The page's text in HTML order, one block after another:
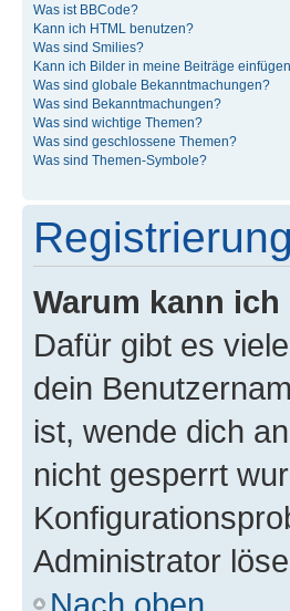
Was ist BBCode?
Kann ich HTML benutzen?
Was sind Smilies?
Kann ich Bilder in meine Beiträge
Was sind globale Bekanntmachungen?
Was sind Bekanntmachungen?
Was sind wichtige Themen?
Was sind geschlossene Themen?
Was sind Themen-Symbole?
Warum kann
Dafür gibt es
dein
ist, wende dich
nicht gesperrt
Administrator
Nach oben